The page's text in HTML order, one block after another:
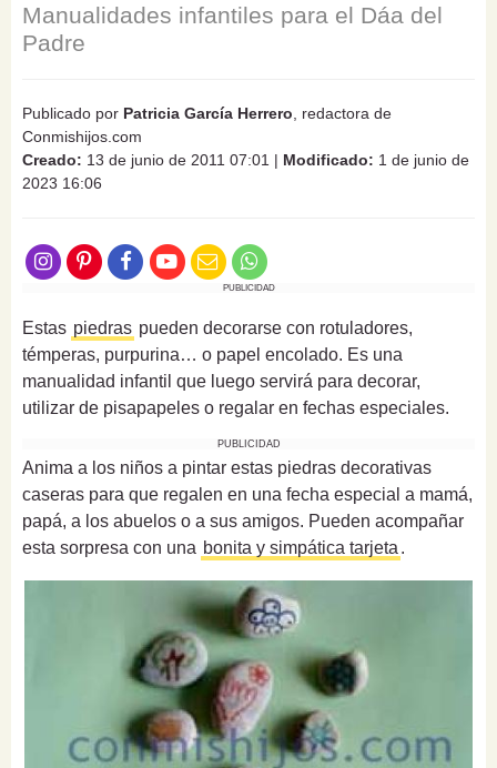
Manualidades infantiles para el Dáa del
Padre
Publicado por Patricia García Herrero, redactora de
Conmishijos.com
Creado: 13 de junio de 2011 07:01 | Modificado: 1 de junio de
2023 16:06
PUBLICIDAD
Estas piedras pueden decorarse con rotuladores,
témperas, purpurina… o papel encolado. Es una
manualidad infantil que luego servirá para decorar,
utilizar de pisapapeles o regalar en fechas especiales.
PUBLICIDAD
Anima a los niños a pintar estas piedras decorativas
caseras para que regalen en una fecha especial a mamá,
papá, a los abuelos o a sus amigos. Pueden acompañar
esta sorpresa con una bonita y simpática tarjeta .